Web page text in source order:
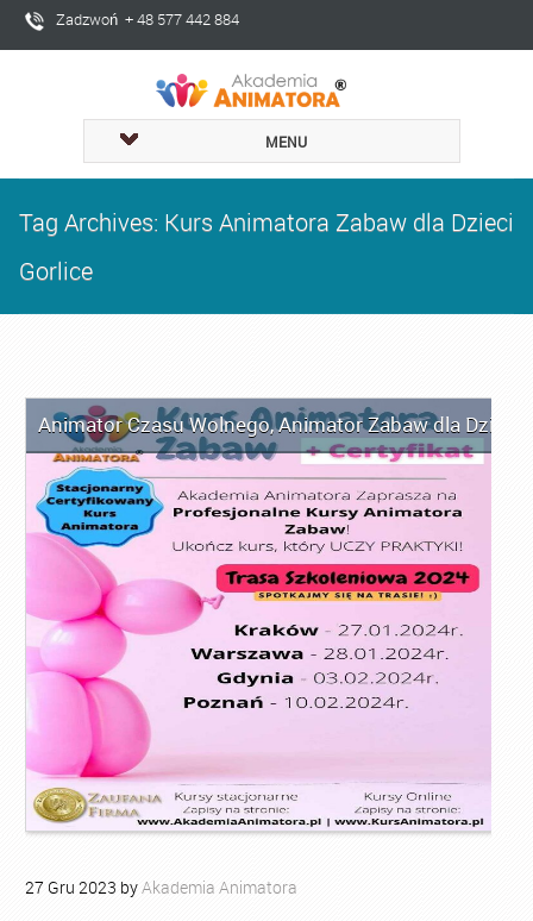
Zadzwoń + 48 577 442 884
MENU
Tag Archives: Kurs Animatora Zabaw dla Dzieci
Gorlice
Animator Czasu Wolnego,Animator Zabaw dla Dzieci
27 Gru 2023 byAkademia Animatora